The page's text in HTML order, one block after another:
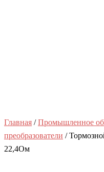
Главная /Промышленное
преобразователи /
22,4Ом